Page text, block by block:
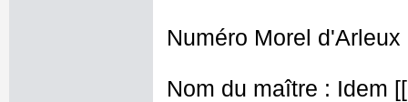
Numéro Morel d'Arleux
Nom du maître : Idem